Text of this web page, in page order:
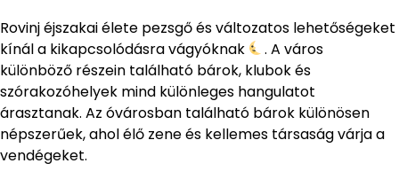
Rovinj éjszakai élete pezsgő és változatos lehetőségeket
kínál a kikapcsolódásra vágyóknak
. A város
különböző részein található bárok, klubok és
szórakozóhelyek mind különleges hangulatot
árasztanak. Az óvárosban található bárok különösen
népszerűek, ahol élő zene és kellemes társaság várja a
vendégeket.